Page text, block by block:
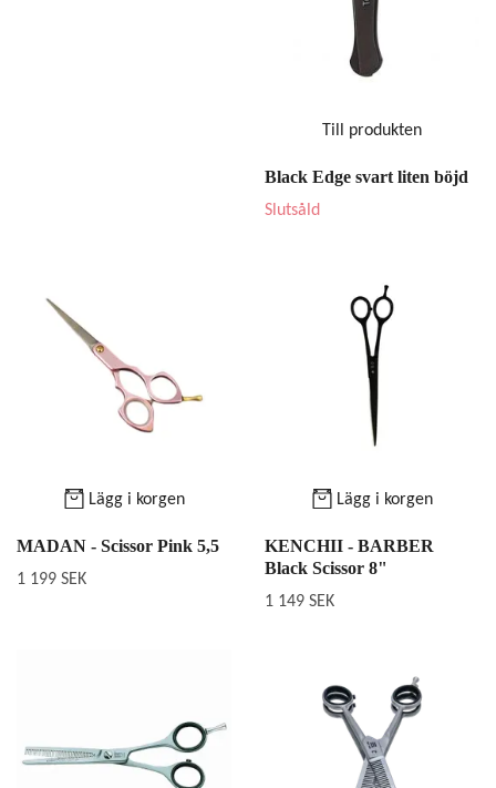
Till produkten
Black Edge svart liten böjd
Slutsåld
Lägg i korgen
MADAN - Scissor Pink 5,5
1 199 SEK
Lägg i korgen
KENCHII - BARBER
Black Scissor 8"
1 149 SEK